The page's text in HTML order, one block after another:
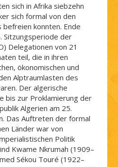
sich in Afrika siebzehn
sich formal von den
konnten. Ende
Sitzungsperiode der
Delegationen von 21
teil, die in ihren
ökonomischen und
Alptraumlasten des
Der algerische
bis zur Proklamierung der
Algerien am 25.
Das Auftreten der formal
Länder war von
Politik
Kwame Nkrumah (1909–
Sékou Touré (1922–